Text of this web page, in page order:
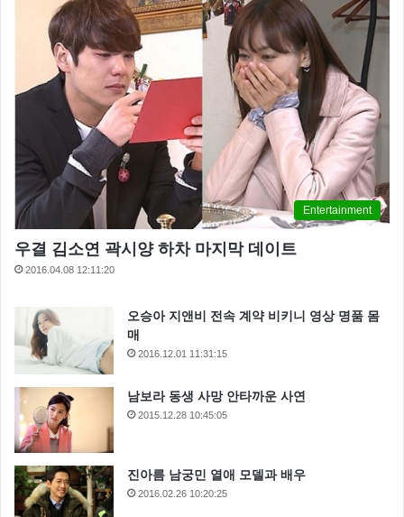
Entertainment
우결 김소연 곽시양 하차 마지막 데이트
2016.04.08 12:11:20
오승아 지앤비 전속 계약 비키니 영상 명품 몸
매
2016.12.01 11:31:15
남보라 동생 사망 안타까운 사연
2015.12.28 10:45:05
진아름 남궁민 열애 모델과 배우
2016.02.26 10:20:25